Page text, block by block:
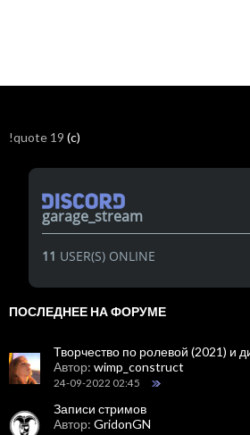
!quote 19 (c)
garage_stream
11 USER(S) ONLINE
ПОСЛЕДНЕЕ НА ФОРУМЕ
Творчество по ролевой (2021) и
Автор: wimp_construct
24-09-2022 02:45
Записи стримов
Автор: GridonGN